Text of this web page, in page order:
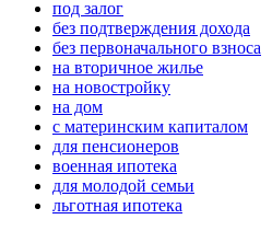
под залог
без подтверждения дохода
без первоначального взноса
на вторичное жилье
на новостройку
на дом
с материнским капиталом
для пенсионеров
военная ипотека
для молодой семьи
льготная ипотека